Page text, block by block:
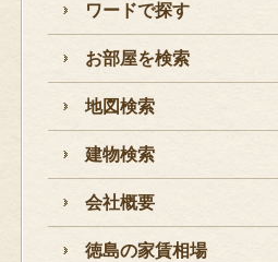
ワードで探す
お部屋を検索
地図検索
建物検索
会社概要
徳島の家賃相場